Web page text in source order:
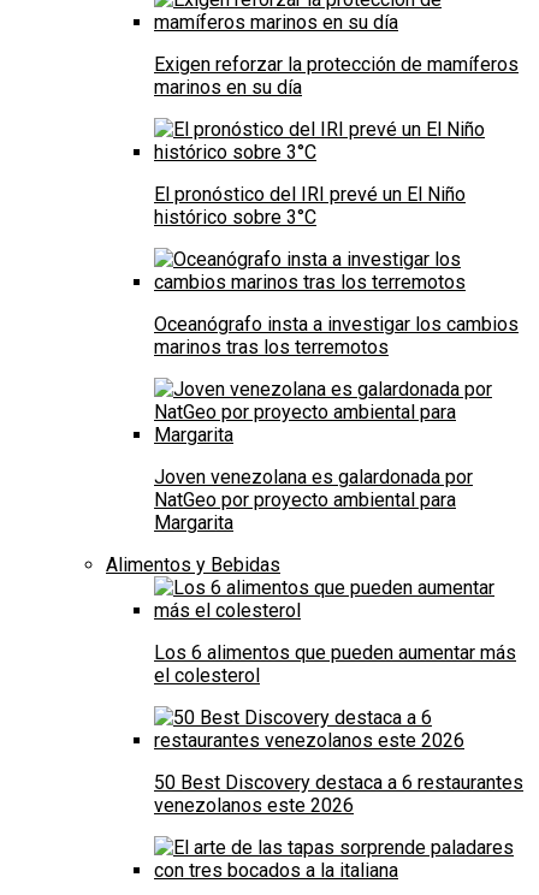
Exigen reforzar la protección de mamíferos
marinos en su día
El pronóstico del IRI prevé un El Niño
histórico sobre 3°C
Oceanógrafo insta a investigar los cambios
marinos tras los terremotos
Joven venezolana es galardonada por
NatGeo por proyecto ambiental para
Margarita
Alimentos y Bebidas
Los 6 alimentos que pueden aumentar más
el colesterol
50 Best Discovery destaca a 6 restaurantes
venezolanos este 2026